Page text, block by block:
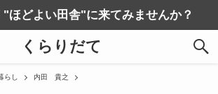
ほどよい田舎"に来てみませんか？
くらりだて
らし 内田 貴之